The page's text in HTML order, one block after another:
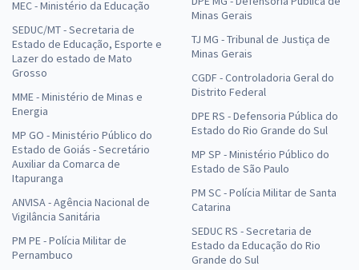
MEC - Ministério da Educação
SEDUC/MT - Secretaria de
Estado de Educação, Esporte e
Lazer do estado de Mato
Grosso
MME - Ministério de Minas e
Energia
MP GO - Ministério Público do
Estado de Goiás - Secretário
Auxiliar da Comarca de
Itapuranga
ANVISA - Agência Nacional de
Vigilância Sanitária
PM PE - Polícia Militar de
Pernambuco
Minas Gerais
TJ MG - Tribunal de Justiça de
Minas Gerais
CGDF - Controladoria Geral do
Distrito Federal
DPE RS - Defensoria Pública do
Estado do Rio Grande do Sul
MP SP - Ministério Público do
Estado de São Paulo
PM SC - Polícia Militar de Santa
Catarina
SEDUC RS - Secretaria de
Estado da Educação do Rio
Grande do Sul